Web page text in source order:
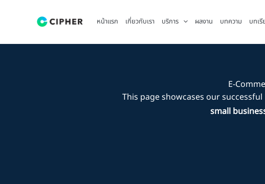
หน้าแรก เกี่ยวกับเรา บริการ ผลงาน บทความ บทเรี
E-
This page showcases our successful
small